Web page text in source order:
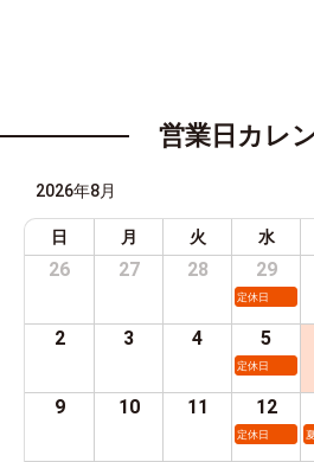
営業日カレ
2026年8月
日 月 火 水
26 27 28 29
定休日
2 3 4 5
定休日
9 10 11 12
定休日